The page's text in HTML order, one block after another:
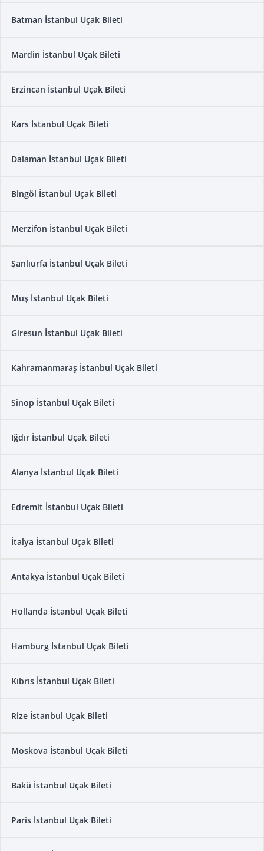
Batman İstanbul Uçak Bileti
Mardin İstanbul Uçak Bileti
Erzincan İstanbul Uçak Bileti
Kars İstanbul Uçak Bileti
Dalaman İstanbul Uçak Bileti
Bingöl İstanbul Uçak Bileti
Merzifon İstanbul Uçak Bileti
Şanlıurfa İstanbul Uçak Bileti
Muş İstanbul Uçak Bileti
Giresun İstanbul Uçak Bileti
Kahramanmaraş İstanbul Uçak Bileti
Sinop İstanbul Uçak Bileti
Iğdır İstanbul Uçak Bileti
Alanya İstanbul Uçak Bileti
Edremit İstanbul Uçak Bileti
İtalya İstanbul Uçak Bileti
Antakya İstanbul Uçak Bileti
Hollanda İstanbul Uçak Bileti
Hamburg İstanbul Uçak Bileti
Kıbrıs İstanbul Uçak Bileti
Rize İstanbul Uçak Bileti
Moskova İstanbul Uçak Bileti
Bakü İstanbul Uçak Bileti
Paris İstanbul Uçak Bileti